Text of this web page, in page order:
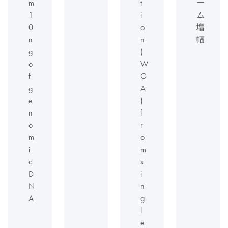
m
1
0
n
g
o
f
g
e
n
o
m
i
c
D
N
A
t
i
o
n
(
W
G
A
)
f
r
o
m
s
i
n
g
l
e
ー
ム
増
幅